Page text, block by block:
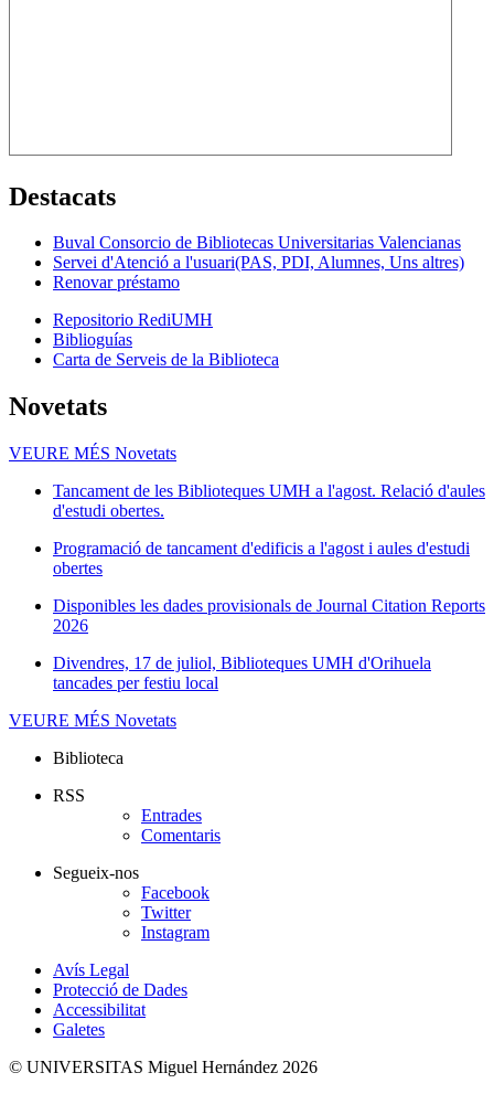
Destacats
Buval Consorcio de Bibliotecas Universitarias Valencianas
Servei d'Atenció a l'usuari(PAS, PDI, Alumnes, Uns altres)
Renovar préstamo
Repositorio RediUMH
Biblioguías
Carta de Serveis de la Biblioteca
Novetats
VEURE MÉS Novetats
Tancament de les Biblioteques UMH a l'agost. Relació d'aules
d'estudi obertes.
Programació de tancament d'edificis a l'agost i aules d'estudi
obertes
Disponibles les dades provisionals de Journal Citation Reports
2026
Divendres, 17 de juliol, Biblioteques UMH d'Orihuela
tancades per festiu local
VEURE MÉS Novetats
Biblioteca
RSS
Entrades
Comentaris
Segueix-nos
Facebook
Twitter
Instagram
Avís Legal
Protecció de Dades
Accessibilitat
Galetes
© UNIVERSITAS Miguel Hernández 2026